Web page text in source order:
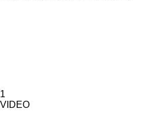
1
VIDEO